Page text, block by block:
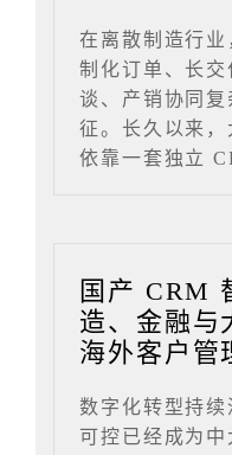
在离散制造行
制化订单、长
谈、产销协同
征。长久以来
依靠一套独立
国产 CRM
造、金融与
海外客户管
数字化转型持
可控已经成为